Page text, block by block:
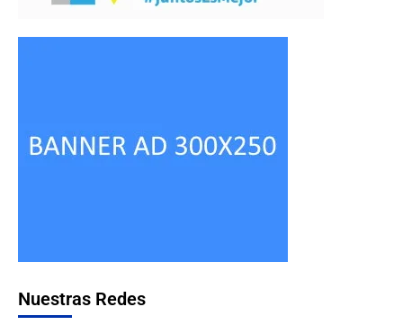
Nuestras Redes